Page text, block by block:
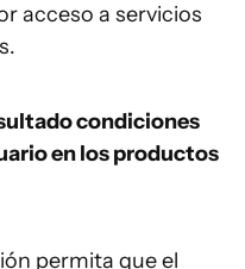
acceso a servicios
condiciones
en los productos
permita que el